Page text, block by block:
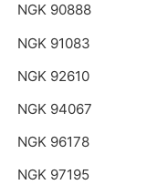
NGK 90888
NGK 91083
NGK 92610
NGK 94067
NGK 96178
NGK 97195